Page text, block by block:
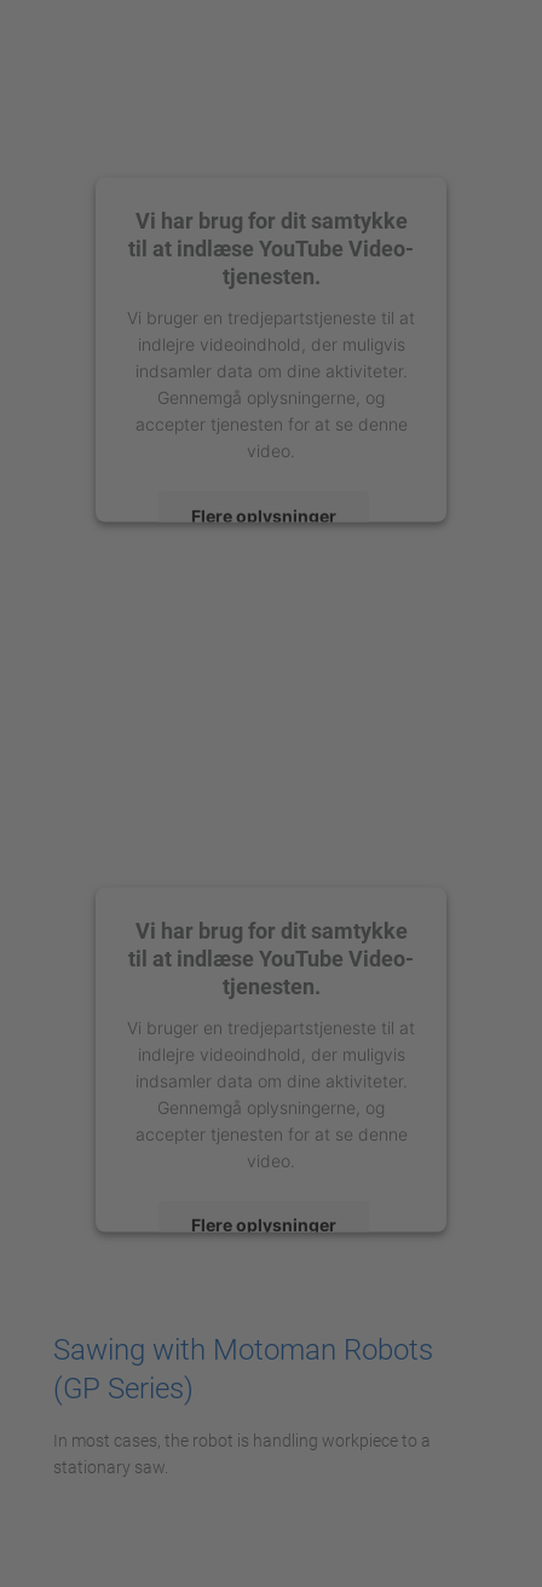
Vi har brug for dit samtykke
til at indlæse YouTube Video-
tjenesten.
Vi bruger en tredjepartstjeneste til at
indlejre videoindhold, der muligvis
indsamler data om dine aktiviteter.
Gennemgå oplysningerne, og
accepter tjenesten for at se denne
video.
Flere oplysninger
Vi har brug for dit samtykke
til at indlæse YouTube Video-
tjenesten.
Vi bruger en tredjepartstjeneste til at
indlejre videoindhold, der muligvis
indsamler data om dine aktiviteter.
Gennemgå oplysningerne, og
accepter tjenesten for at se denne
video.
Flere oplysninger
Management Platform
Sawing with Motoman Robots
(GP Series)
In most cases, the robot is handling workpiece to a
stationary saw.